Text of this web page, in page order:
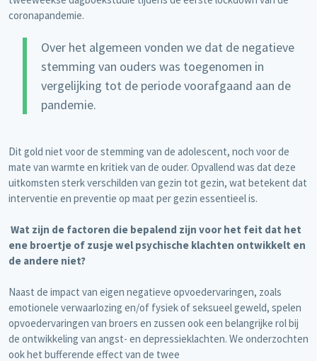
coronapandemie.
Over het algemeen vonden we dat de negatieve
stemming van ouders was toegenomen in
vergelijking tot de periode voorafgaand aan de
pandemie.
Dit gold niet voor de stemming van de adolescent, noch voor de
mate van warmte en kritiek van de ouder. Opvallend was dat deze
uitkomsten sterk verschilden van gezin tot gezin, wat betekent dat
interventie en preventie op maat per gezin essentieel is.
Wat zijn de factoren die bepalend zijn voor het feit dat het
ene broertje of zusje wel psychische klachten ontwikkelt en
de andere niet?
Naast de impact van eigen negatieve opvoedervaringen, zoals
emotionele verwaarlozing en/of fysiek of seksueel geweld, spelen
opvoedervaringen van broers en zussen ook een belangrijke rol bij
de ontwikkeling van angst- en depressieklachten. We onderzochten
ook het bufferende effect van de twee